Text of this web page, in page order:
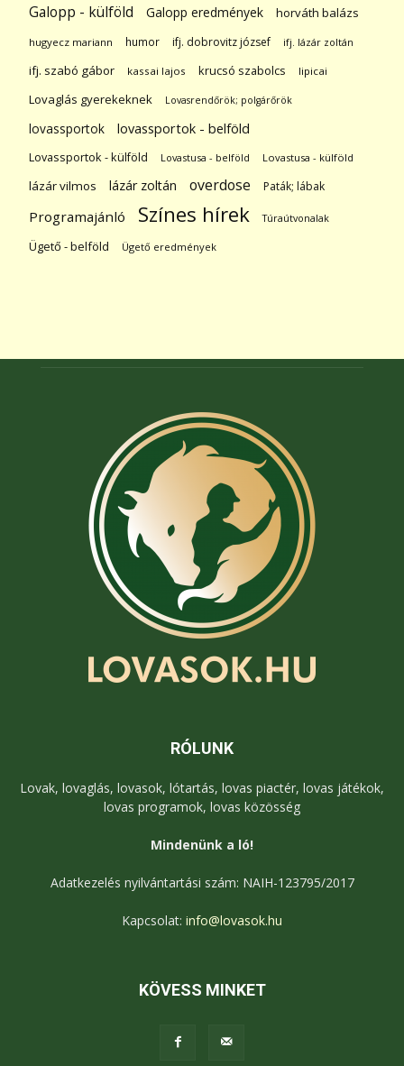
Galopp - külföld Galopp eredmények horváth balázs
hugyecz mariann humor ifj. dobrovitz józsef ifj. lázár zoltán
ifj. szabó gábor kassai lajos krucsó szabolcs lipicai
Lovaglás gyerekeknek Lovasrendőrök; polgárőrök
lovassportok lovassportok - belföld
Lovassportok - külföld Lovastusa - belföld Lovastusa - külföld
lázár vilmos lázár zoltán overdose Paták; lábak
Programajánló Színes hírek Túraútvonalak
Ügető - belföld Ügető eredmények
RÓLUNK
Lovak, lovaglás, lovasok, lótartás, lovas piactér, lovas játékok,
lovas programok, lovas közösség
Mindenünk a ló!
Adatkezelés nyilvántartási szám: NAIH-123795/2017
Kapcsolat: info@lovasok.hu
KÖVESS MINKET